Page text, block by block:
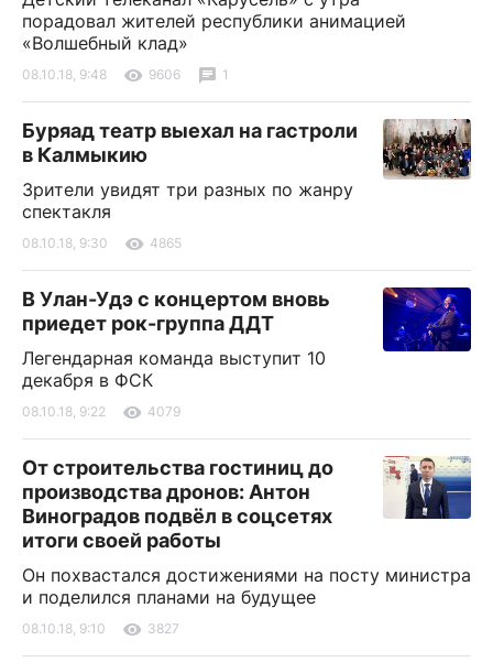
порадовал жителей республики анимацией
«Волшебный клад»
08.10.18, 9:48 9606 1
Буряад театр выехал на гастроли
в Калмыкию
Зрители увидят три разных по жанру
спектакля
08.10.18, 9:30 4865
В Улан-Удэ с концертом вновь
приедет рок-группа ДДТ
Легендарная команда выступит 10
декабря в ФСК
08.10.18, 9:22 4079
От строительства гостиниц до
производства дронов: Антон
Виноградов подвёл в соцсетях
итоги своей работы
Он похвастался достижениями на посту министра
и поделился планами на будущее
08.10.18, 9:10 3827